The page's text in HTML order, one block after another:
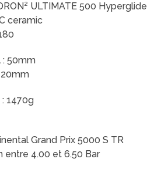
ULTIMATE 500 Hyperglide
ceramic
: 50mm
1470g
Grand Prix 5000 S TR
entre 4.00 et 6.50 Bar